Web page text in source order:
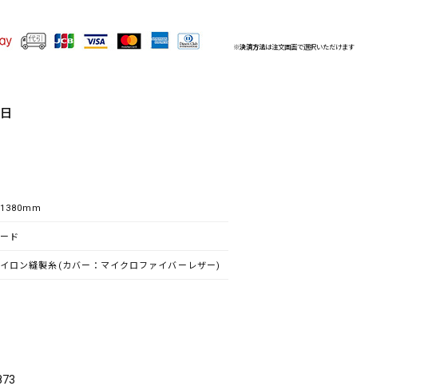
※決済方法は注文画面で選択いただけます
ド
ロン縫製糸(カバー：マイクロファイバーレザー)